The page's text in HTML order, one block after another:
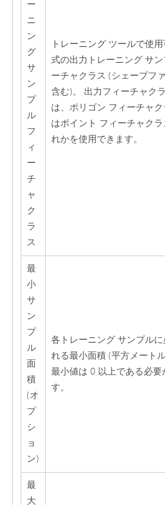
ー
ニ
ン
グ
サ
ン
プ
ル
フ
ィ
ー
チ
ャ
ク
ラ
ス
トレーニング ツールで使
式の出力トレーニング サン
ーチャクラス (シェープフ
含む)。 出力フィーチャク
は、ポリゴン フィーチャ
はポイント フィーチャク
れかを使用できます。
最
小
サ
ン
プ
ル
面
積
(オ
プ
シ
ョ
ン)
各トレーニング サンプルに
れる最小面積 (平方メートル
最小値は 0 以上である必要
す。
最
大